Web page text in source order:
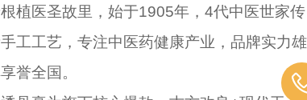
植医圣故里，始于1905年，4代中医世家传
工工艺，专注中医药健康产业，品牌实力雄
誉全国。